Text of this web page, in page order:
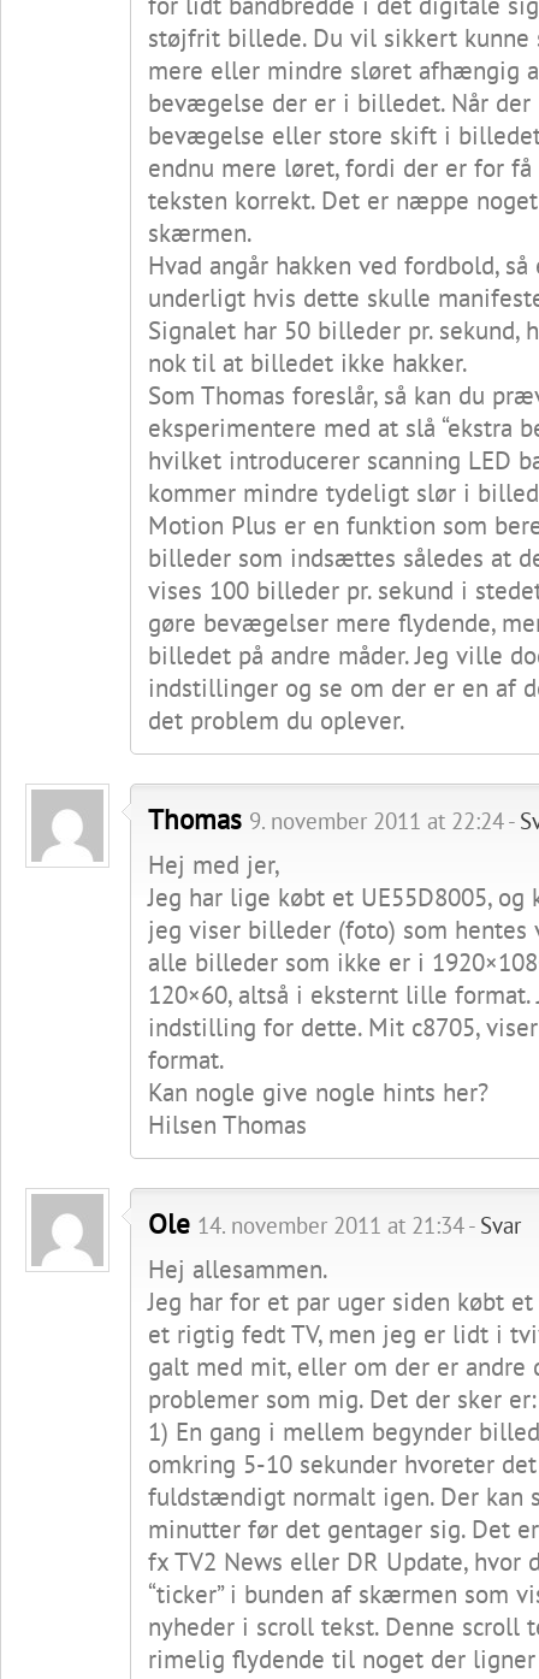
støjfrit billede. Du vil sikkert kunne
mere eller mindre sløret afhængig
bevægelse der er i billedet. Når der
bevægelse eller store skift i
endnu mere løret, fordi der er for
teksten korrekt. Det er næppe
skærmen.
Hvad angår hakken ved fordbold,
underligt hvis dette skulle
Signalet har 50 billeder pr. sekund,
nok til at billedet ikke hakker.
Som Thomas foreslår, så kan du
eksperimentere med at slå “ekstra
hvilket introducerer scanning LED
kommer mindre tydeligt slør i
Motion Plus er en funktion som
billeder som indsættes således at
vises 100 billeder pr. sekund i
gøre bevægelser mere flydende,
billedet på andre måder. Jeg ville
indstillinger og se om der er en af
det problem du oplever.
Thomas 9. november 2011 at 22:24 -
Hej med jer,
Jeg har lige købt et UE55D8005, og
jeg viser billeder (foto) som hentes
alle billeder som ikke er i
120×60, altså i eksternt lille format.
indstilling for dette. Mit c8705,
format.
Kan nogle give nogle hints her?
Hilsen Thomas
Ole 14. november 2011 at 21:34 - Svar
Hej allesammen.
Jeg har for et par uger siden købt
et rigtig fedt TV, men jeg er lidt i
galt med mit, eller om der er andre
problemer som mig. Det der sker er:
1) En gang i mellem begynder
omkring 5-10 sekunder hvoreter
fuldstændigt normalt igen. Der kan
minutter før det gentager sig. Det
fx TV2 News eller DR Update,
“ticker” i bunden af skærmen som
nyheder i scroll tekst. Denne scroll
rimelig flydende til noget der ligner